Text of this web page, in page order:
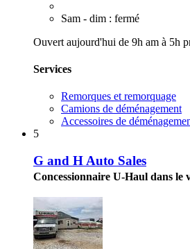
Sam - dim : fermé
Ouvert aujourd'hui de 9h am à 5h
Services
Remorques et remorquage
Camions de déménagement
Accessoires de
5
G and H Auto Sales
Concessionnaire U-Haul dans le